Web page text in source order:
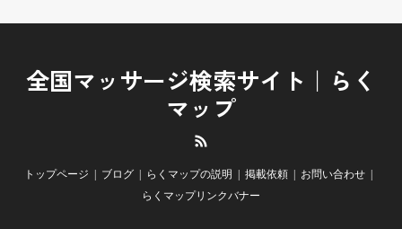
全国マッサージ検索サイト｜らく
マップ
トップページ ブログ らくマップの説明 掲載依頼
お問い合わせ
らくマップリンクバナー